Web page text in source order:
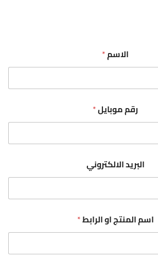
الاسم*
رقم موبايل*
س
م
و
ل
م
ن
ج
البريد الالكتروني
اسم المنتج او الرابط*